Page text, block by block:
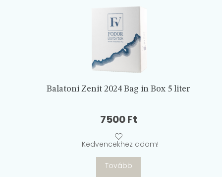
Balatoni Zenit 2024 Bag in Box 5 liter
7500Ft
Kedvencekhez adom!
Tovább